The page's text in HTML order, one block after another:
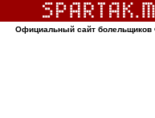
Официальный сайт болельщиков